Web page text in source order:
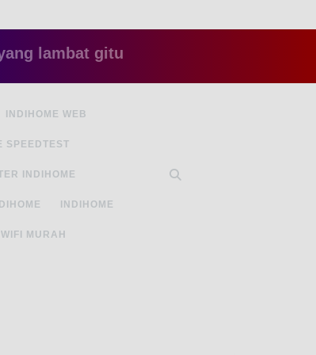
gitu gitu aja dah nyebelin, pake
INDIHOME WEB
SPEEDTEST
INDIHOME
INDIHOME
MURAH